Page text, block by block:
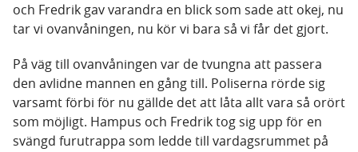
och Fredrik gav varandra en blick som sade att okej, nu
tar vi ovanvåningen, nu kör vi bara så vi får det gjort.
På väg till ovanvåningen var de tvungna att passera
den avlidne mannen en gång till. Poliserna rörde sig
varsamt förbi för nu gällde det att låta allt vara så orört
som möjligt. Hampus och Fredrik tog sig upp för en
svängd furutrappa som ledde till vardagsrummet på